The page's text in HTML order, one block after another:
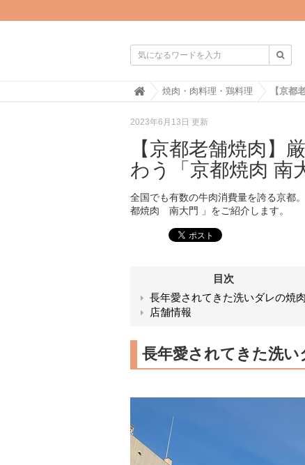
H
e
焼肉・肉料理・鶏料理
2023年6月13日 更新
【京都老舗焼肉】
わう「京都焼肉 南
全国でも有数の牛肉消費量を誇る京都
都焼肉 南大門 」をご紹介します。
目次
長年愛されてきた洗いダレの焼肉
店舗情報
長年愛されてきた洗い